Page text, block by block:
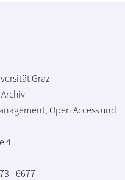
Graz
Open Access und
4
- 6677